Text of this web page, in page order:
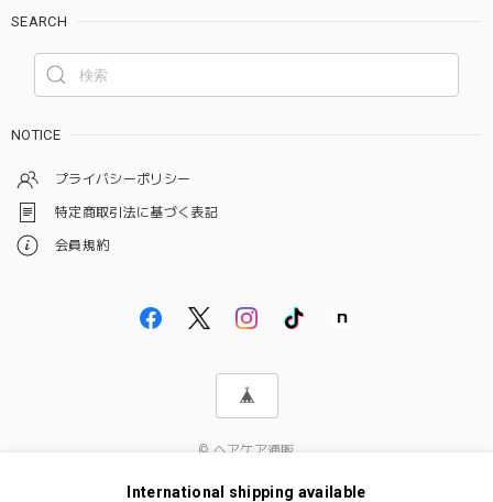
SEARCH
NOTICE
プライバシーポリシー
特定商取引法に基づく表記
会員規約
© ヘアケア通販
International shipping available